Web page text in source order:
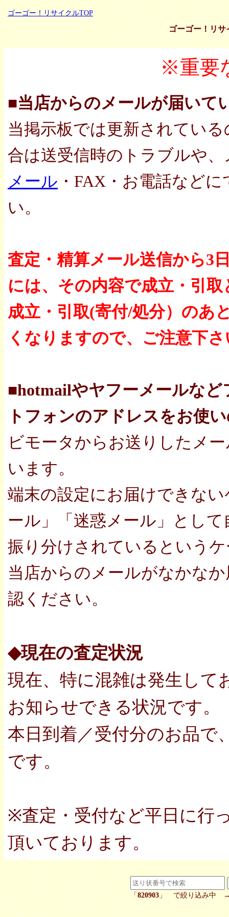
ゴーゴー！リサイクルTOP
ゴーゴー！リ
※重要
■当店からのメールが届いて
当掲示板では更新されてい
合は送受信時のトラブルや
メール ・FAX・お電話など
い。
査定・精算メール送信から3
には、その内容で成立・引
成立・引取(寄付/処分）のあ
くなりますので、ご注意下
■hotmailやヤフーメールな
トフォンのアドレスをお使
ビモータからお送りしたメ
います。
端末の設定にお届けできな
ール」「迷惑メール」として
振り分けされているという
当店からのメールがなかな
認ください。
◆現在の査定状況
現在、特に混雑は発生して
お知らせできる状況です。
本日到着／受付分のお品で
です。
※査定・受付など平日に行
頂いております。
「820903」 で絞り込み